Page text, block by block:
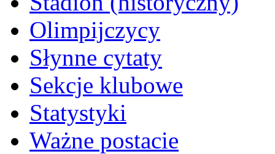
Olimpijczycy
Słynne cytaty
Sekcje klubowe
Statystyki
Ważne postacie